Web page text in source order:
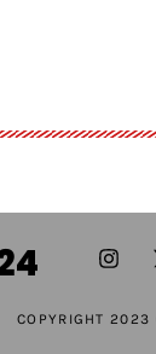
COPYRIGHT 2023